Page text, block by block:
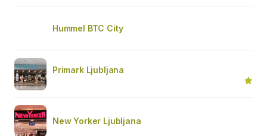
Hummel BTC City
Primark Ljubljana
New Yorker Ljubljana